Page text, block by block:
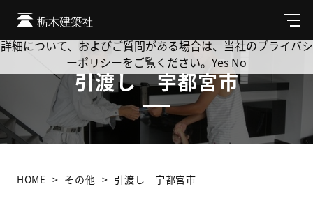
メ
ニ
ュ
引渡し 宇都宮市
HOME その他 引渡し 宇都宮市
Cookie を使用して、お客様の活動を追跡してもよろしいです
か? 当社ではお客様のプライバシーを極めて重視しています。
詳細について、およびご質問がある場合は、当社のプライバシ
ーポリシーをご覧ください。 Yes No